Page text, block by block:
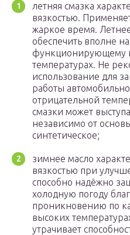
летняя смазка
вязкостью.
жаркое время.
обеспечить вполне
функционирующему
температурах. Не
использование для
работы
отрицательной
смазки может
независимо от
синтетическое;
зимнее масло
вязкостью при
способно надёжно
холодную погоду
проникновению по
высоких
утрачивает